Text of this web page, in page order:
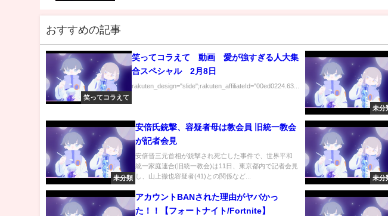
おすすめの記事
笑ってコラえて
笑ってコラえて 動画 愛が強すぎる人大集
合スペシャル 2月8日
rakuten_design="slide";rakuten_affiliateId="00ed0224.63...
未分
未分類
安倍氏銃撃、容疑者母は教会員 旧統一教会
が記者会見
安倍晋三元首相が銃撃され死亡した事件で、世界平和
統一家庭連合(旧統一教会)は11日、東京都内で記者会見
し、山上徹也容疑者(41)との関係など...
未分
アカウントBANされた理由がヤバかっ
た！！【フォートナイト/Fortnite】